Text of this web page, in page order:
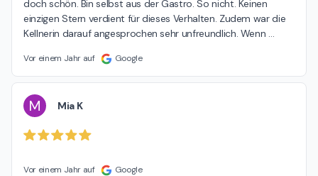
doch schön. Bin selbst aus der Gastro. So nicht. Keinen
einzigen Stern verdient für dieses Verhalten. Zudem war die
Kellnerin darauf angesprochen sehr unfreundlich. Wenn …
Vor einem Jahr auf Google
M Mia K
Vor einem Jahr auf Google